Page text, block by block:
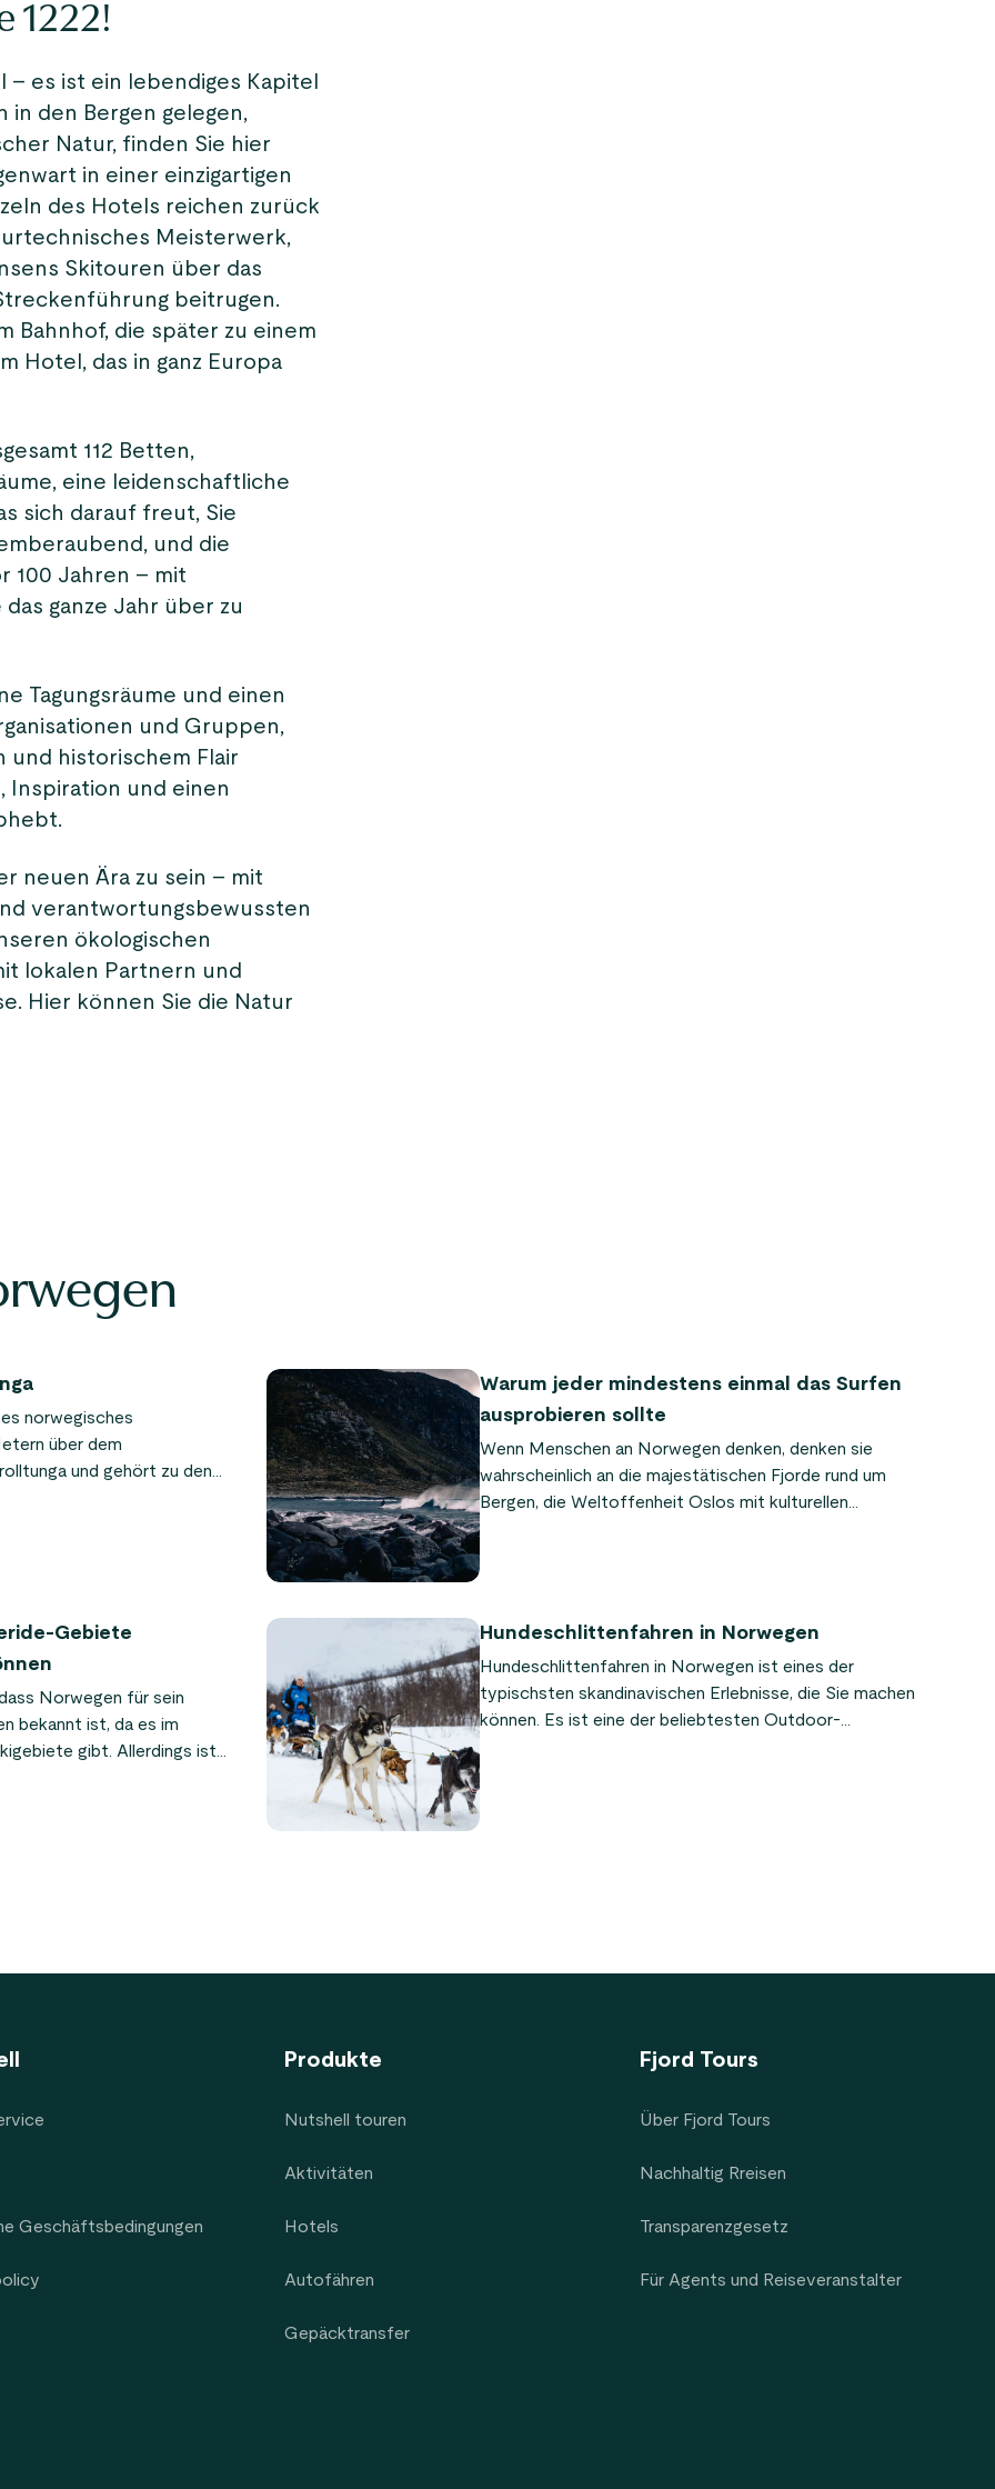
1222!
– es ist ein lebendiges Kapitel
den Bergen gelegen,
Natur, finden Sie hier
in einer einzigartigen
des Hotels reichen zurück
Meisterwerk,
Skitouren über das
beitrugen.
Bahnhof, die später zu einem
Hotel, das in ganz Europa
112 Betten,
eine leidenschaftliche
sich darauf freut, Sie
und die
100 Jahren – mit
ganze Jahr über zu
Tagungsräume und einen
und Gruppen,
historischem Flair
Inspiration und einen
neuen Ära zu sein – mit
verantwortungsbewussten
ökologischen
lokalen Partnern und
Hier können Sie die Natur
norwegisches
über dem
und gehört zu den
Warum jeder mindestens einmal das Surfen
ausprobieren sollte
Wenn Menschen an Norwegen denken, denken sie
wahrscheinlich an die majestätischen Fjorde rund um
Bergen, die Weltoffenheit Oslos mit kulturellen
Gebiete
Norwegen für sein
bekannt ist, da es im
gibt. Allerdings ist
Hundeschlittenfahren in Norwegen
Hundeschlittenfahren in Norwegen ist eines der
typischsten skandinavischen Erlebnisse, die Sie machen
können. Es ist eine der beliebtesten Outdoor-
Geschäftsbedingungen
Produkte
Nutshell touren
Aktivitäten
Hotels
Autofähren
Gepäcktransfer
Fjord Tours
Über Fjord Tours
Nachhaltig Rreisen
Transparenzgesetz
Für Agents und Reiseveranstalter